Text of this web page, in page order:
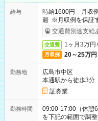
給与
時給1600円 月収
週 ※月収例を保証
ービス利用可（利用
交通費別途支給
交通費 1ヶ月3万円
月収例 20～25万円
勤務地
広島市中区
本通駅から徒歩3分
証券業
勤務時間
09:00-17:00（休憩
を下記の範囲で調